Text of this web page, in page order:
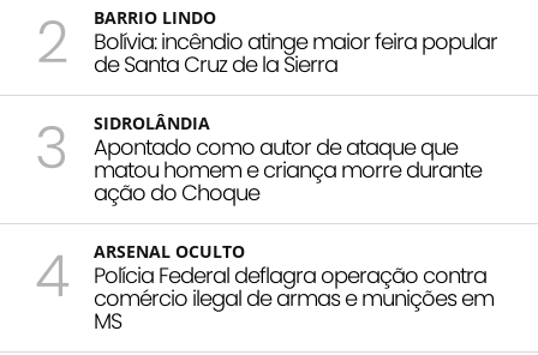
2 BARRIO LINDO
Bolívia: incêndio atinge maior feira popular
de Santa Cruz de la Sierra
3 SIDROLÂNDIA
Apontado como autor de ataque que
matou homem e criança morre durante
ação do Choque
4 ARSENAL OCULTO
Polícia Federal deflagra operação contra
comércio ilegal de armas e munições em
MS